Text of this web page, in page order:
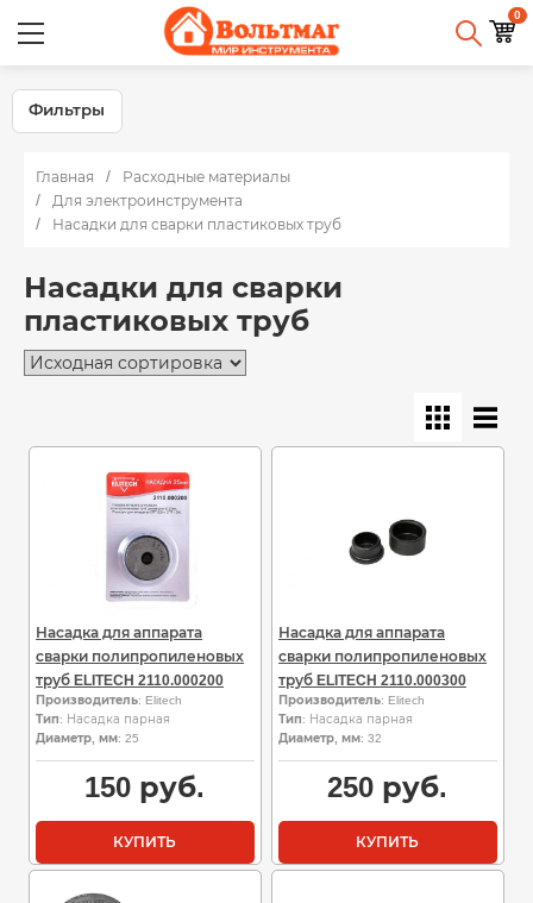
0
Фильтры
Главная
Расходные материалы
Для электроинструмента
Насадки для сварки пластиковых труб
Насадки для сварки
пластиковых труб
Насадка для аппарата
сварки полипропиленовых
труб ELITECH 2110.000200
Производитель: Elitech
Тип: Насадка парная
Диаметр, мм: 25
150 руб.
КУПИТЬ
Насадка для аппарата
сварки полипропиленовых
труб ELITECH 2110.000300
Производитель: Elitech
Тип: Насадка парная
Диаметр, мм: 32
250 руб.
КУПИТЬ